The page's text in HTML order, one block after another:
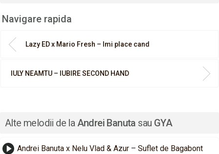
Navigare rapida
Lazy ED x Mario Fresh – Imi place cand
IULY NEAMTU – IUBIRE SECOND HAND
Alte melodii de laAndrei Banuta sau GYA
Andrei Banuta x Nelu Vlad & Azur – Suflet de Bagabont